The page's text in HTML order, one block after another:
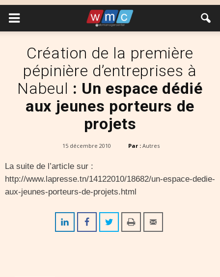
Création de la première
pépinière d’entreprises à
Nabeul : Un espace dédié
aux jeunes porteurs de
projets
15 décembre 2010 Par : Autres
La suite de l’article sur :
http://www.lapresse.tn/14122010/18682/un-espace-dedie-
aux-jeunes-porteurs-de-projets.html